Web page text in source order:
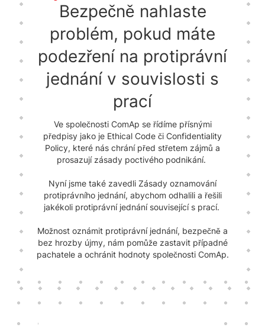
Bezpečně nahlaste
problém, pokud máte
podezření na protiprávní
jednání v souvislosti s
prací
Ve společnosti ComAp se řídíme přísnými
předpisy jako je Ethical Code či Confidentiality
Policy, které nás chrání před střetem zájmů a
prosazují zásady poctivého podnikání.
Nyní jsme také zavedli Zásady oznamování
protiprávního jednání, abychom odhalili a řešili
jakékoli protiprávní jednání související s prací.
Možnost oznámit protiprávní jednání, bezpečně a
bez hrozby újmy, nám pomůže zastavit případné
pachatele a ochránit hodnoty společnosti ComAp.